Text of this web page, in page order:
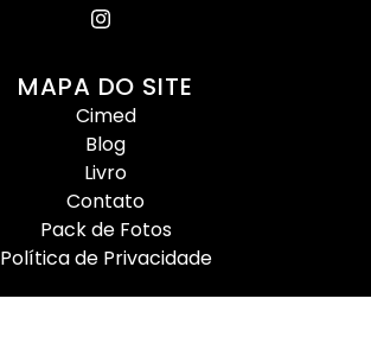
MAPA DO SITE
Cimed
Blog
Livro
Contato
Pack de Fotos
Política de Privacidade